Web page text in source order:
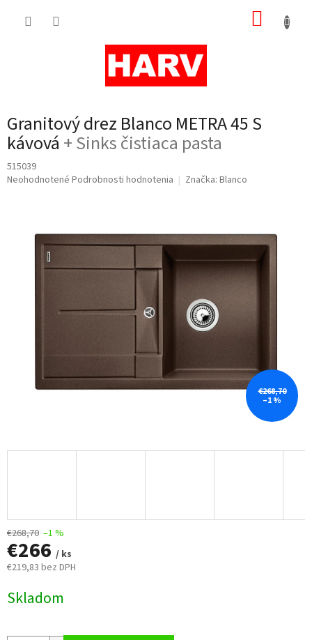
Granitový drez Blanco METRA 45 S
kávová + Sinks čistiaca pasta
515039
Priemerné
hviezdičiek.
Neohodnotené Podrobnosti hodnotenia Značka: Blanco
€268,70
–1 %
€268,70 –1 %
€266 / ks
€219,83 bez DPH
cena:
Skladom